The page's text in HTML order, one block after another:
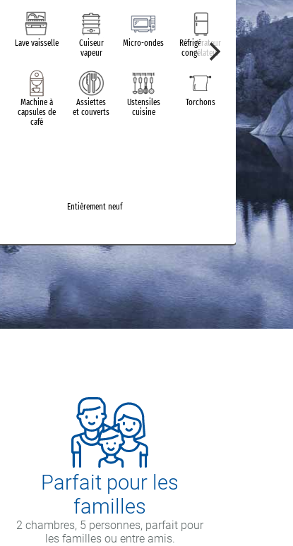
Lave vaisselle
Cuiseur
vapeur
Micro-ondes
Réfrigérateur
congélateur
Machine à
capsules de
café
Assiettes
et couverts
Ustensiles
cuisine
Torchons
Entièrement neuf
Sèche
Parfait pour les
familles
2 chambres, 5 personnes, parfait pour
les familles ou entre amis.